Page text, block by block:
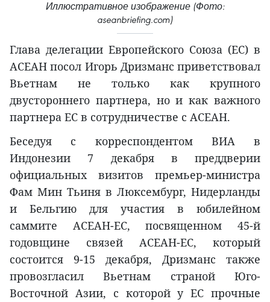
Иллюстративное изображение (Фото:
aseanbriefing.com)
Глава делегации Европейского Союза (ЕС) в
АСЕАН посол Игорь Дризманс приветствовал
Вьетнам не только как крупного
двустороннего партнера, но и как важного
партнера ЕС в сотрудничестве с АСЕАН.
Беседуя с корреспондентом ВИА в
Индонезии 7 декабря в преддверии
официальных визитов премьер-министра
Фам Мин Тьиня в Люксембург, Нидерланды
и Бельгию для участия в юбилейном
саммите АСЕАН-ЕС, посвященном 45-й
годовщине связей АСЕАН-ЕС, который
состоится 9-15 декабря, Дризманс также
провозгласил Вьетнам страной Юго-
Восточной Азии, с которой у ЕС прочные